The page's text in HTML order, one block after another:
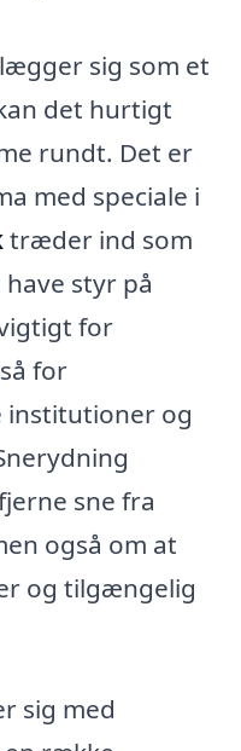
sig som et
det hurtigt
rundt. Det er
med speciale i
træder ind som
styr på
for
for
institutioner og
sne fra
også om at
og tilgængelig
sig med